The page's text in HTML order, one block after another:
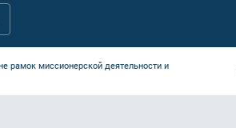
рамок миссионерской деятельности и